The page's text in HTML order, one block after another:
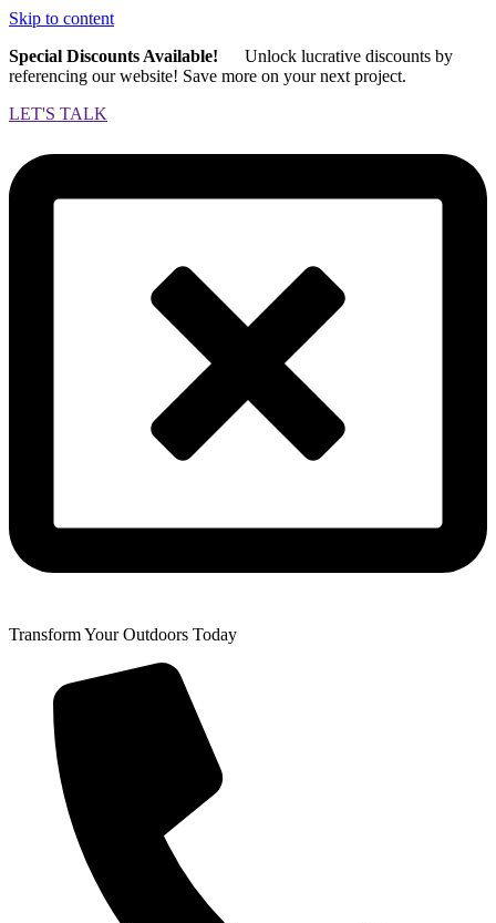
Skip to content
Special Discounts Available! Unlock lucrative discounts by
referencing our website! Save more on your next project.
LET'S TALK
Transform Your Outdoors Today